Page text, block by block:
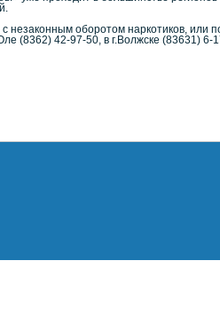
оборотом наркотиков, или
(8362) 42-97-50, в г.Волжске (83631) 6-